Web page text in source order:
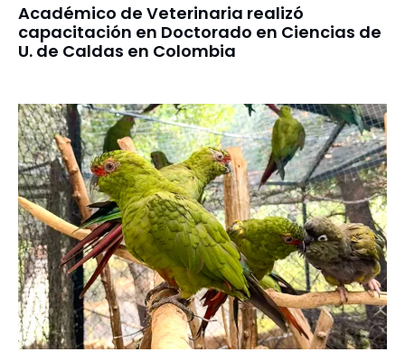
Académico de Veterinaria realizó
capacitación en Doctorado en Ciencias de
U. de Caldas en Colombia